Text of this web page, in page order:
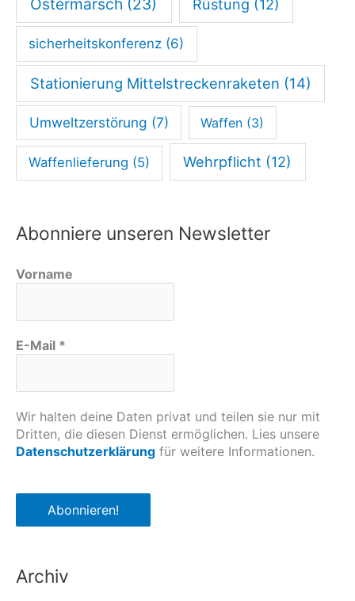
Ostermarsch (23) Rüstung (12)
sicherheitskonferenz (6)
Stationierung Mittelstreckenraketen (14)
Umweltzerstörung (7) Waffen (3)
Waffenlieferung (5) Wehrpflicht (12)
Abonniere unseren Newsletter
Vorname
E-Mail *
Wir halten deine Daten privat und teilen sie nur mit
Dritten, die diesen Dienst ermöglichen. Lies unsere
Datenschutzerklärung für weitere Informationen.
Archiv